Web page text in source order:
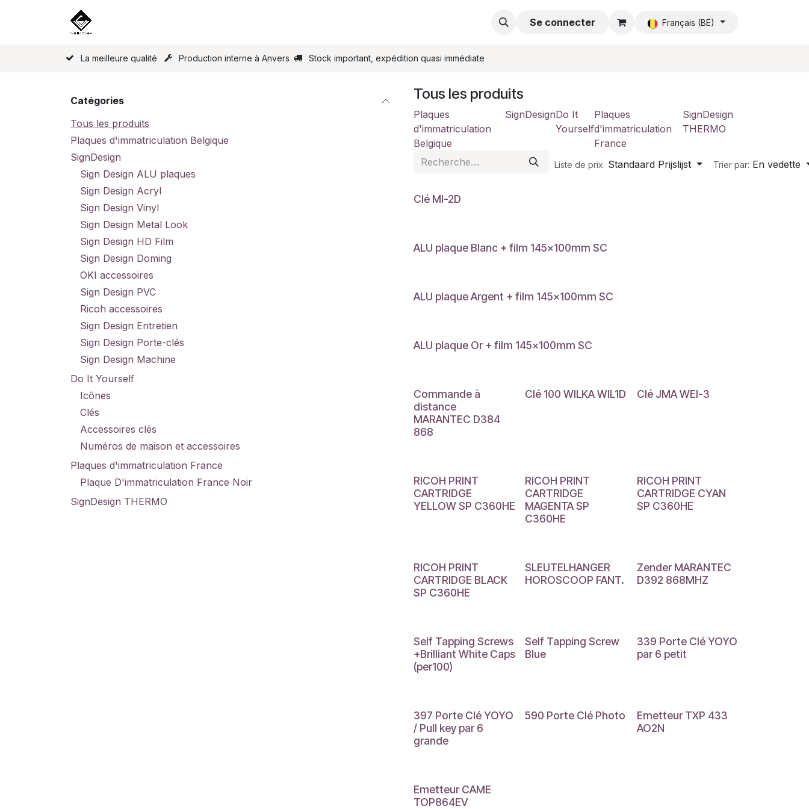
Commande en ligne Accueil
Se connecter Français (BE)
La meilleure qualité Production interne à Anvers Stock important, expédition quasi immédiate
Catégories
Tous les produits
Plaques d'immatriculation Belgique
SignDesign
Sign Design ALU plaques
Sign Design Acryl
Sign Design Vinyl
Sign Design Metal Look
Sign Design HD Film
Sign Design Doming
OKI accessoires
Sign Design PVC
Ricoh accessoires
Sign Design Entretien
Sign Design Porte-clés
Sign Design Machine
Do It Yourself
Icônes
Clés
Accessoires clés
Numéros de maison et accessoires
Plaques d'immatriculation France
Plaque D'immatriculation France Noir
SignDesign THERMO
Tous les produits
Plaques
d'immatriculation
Belgique
SignDesignDo It
Yourself
Plaques
d'immatriculation
France
SignDesign
THERMO
Liste de prix: Standaard Prijslijst Trier par: En vedette
Clé MI-2D
ALU plaque Blanc + film 145x100mm SC
ALU plaque Argent + film 145x100mm SC
ALU plaque Or + film 145x100mm SC
Commande à
distance
MARANTEC D384
868
Clé 100 WILKA WIL1D Clé JMA WEI-3
RICOH PRINT
CARTRIDGE
YELLOW SP C360HE
RICOH PRINT
CARTRIDGE
MAGENTA SP
C360HE
RICOH PRINT
CARTRIDGE CYAN
SP C360HE
RICOH PRINT
CARTRIDGE BLACK
SP C360HE
SLEUTELHANGER
HOROSCOOP FANT.
Zender MARANTEC
D392 868MHZ
Self Tapping Screws
+Brilliant White Caps
(per100)
Self Tapping Screw
Blue
339 Porte Clé YOYO
par 6 petit
397 Porte Clé YOYO
/ Pull key par 6
grande
590 Porte Clé Photo
Emetteur TXP 433
AO2N
Emetteur CAME
TOP864EV